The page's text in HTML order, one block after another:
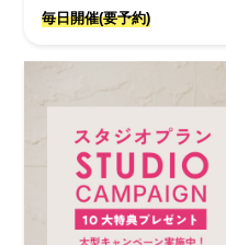
毎日開催(要予約)